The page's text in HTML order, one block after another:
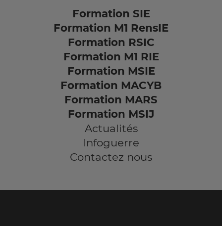
Formation SIE
Formation M1 RensIE
Formation RSIC
Formation M1 RIE
Formation MSIE
Formation MACYB
Formation MARS
Formation MSIJ
Actualités
Infoguerre
Contactez nous